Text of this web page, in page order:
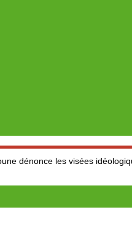
visées idéologiques au dépend